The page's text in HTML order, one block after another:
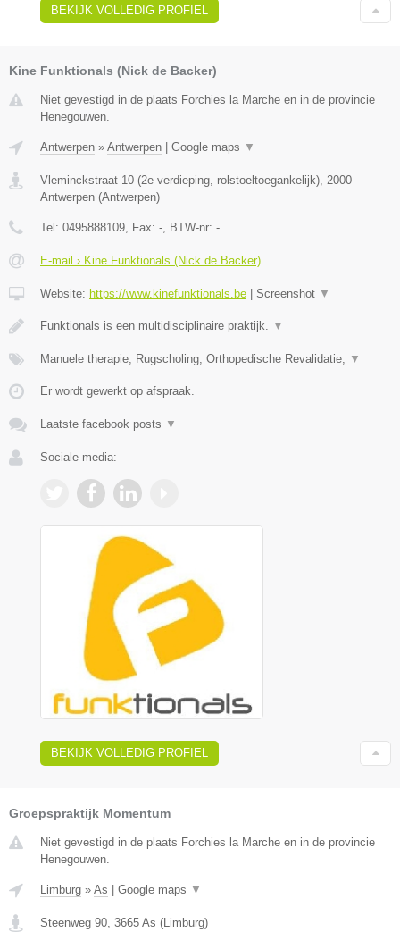
BEKIJK VOLLEDIG PROFIEL
Kine Funktionals (Nick de Backer)
Niet gevestigd in de plaats Forchies la Marche en in de provincie
Henegouwen.
Antwerpen » Antwerpen Google maps ▼
Vleminckstraat 10 (2e verdieping, rolstoeltoegankelijk) 2000
Antwerpen (Antwerpen)
Tel: 0495888109 , Fax: - , BTW-nr: -
E-mail › Kine Funktionals (Nick de Backer)
Website: https://www.kinefunktionals.be Screenshot ▼
Funktionals is een multidisciplinaire praktijk. ▼
Manuele therapie, Rugscholing, Orthopedische Revalidatie, ▼
Er wordt gewerkt op afspraak.
Laatste facebook posts ▼
Sociale media:
BEKIJK VOLLEDIG PROFIEL
Groepspraktijk Momentum
Niet gevestigd in de plaats Forchies la Marche en in de provincie
Henegouwen.
Limburg » As Google maps ▼
Steenweg 90, 3665 As (Limburg)